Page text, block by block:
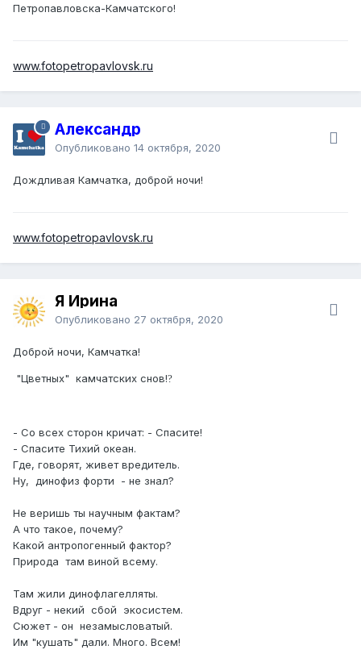
Петропавловска-Камчатского!
www.fotopetropavlovsk.ru
Александр
Опубликовано 14 октября, 2020
Дождливая Камчатка, доброй ночи!
www.fotopetropavlovsk.ru
Я Ирина
Опубликовано 27 октября, 2020
Доброй ночи, Камчатка!
"Цветных" камчатских снов!?
- Со всех сторон кричат: - Спасите!
- Спасите Тихий океан.
Где, говорят, живет вредитель.
Ну, динофиз форти - не знал?
Не веришь ты научным фактам?
А что такое, почему?
Какой антропогенный фактор?
Природа там виной всему.
Там жили динофлагелляты.
Вдруг - некий сбой экосистем.
Сюжет - он незамысловатый.
Им "кушать" дали. Много. Всем!